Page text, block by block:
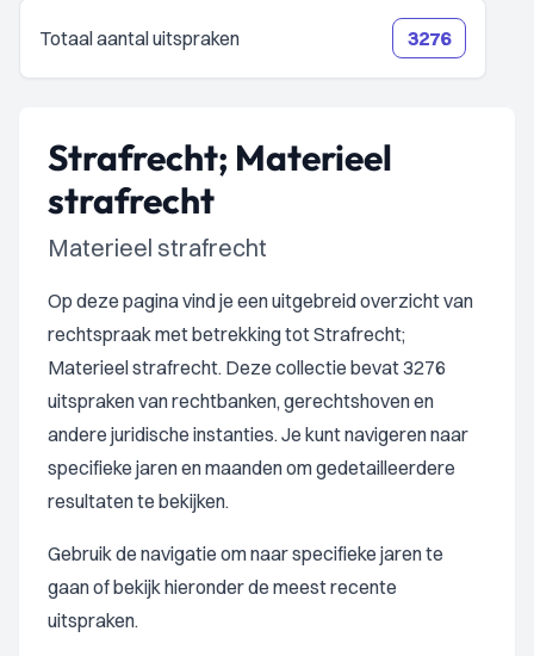
Totaal aantal uitspraken 3276
Strafrecht; Materieel
strafrecht
Materieel strafrecht
Op deze pagina vind je een uitgebreid overzicht van
rechtspraak met betrekking tot Strafrecht;
Materieel strafrecht. Deze collectie bevat 3276
uitspraken van rechtbanken, gerechtshoven en
andere juridische instanties. Je kunt navigeren naar
specifieke jaren en maanden om gedetailleerdere
resultaten te bekijken.
Gebruik de navigatie om naar specifieke jaren te
gaan of bekijk hieronder de meest recente
uitspraken.